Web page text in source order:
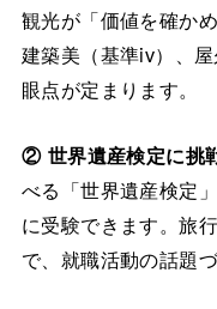
観光が「価値を確か
建築美（基準iv）、
眼点が定まります。
② 世界遺産検定に挑
べる「世界遺産検定
に受験できます。旅
で、就職活動の話題